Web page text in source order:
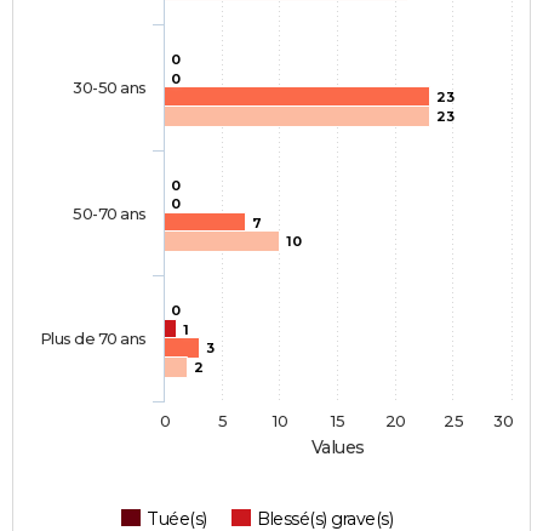
Values
0
0
0
0
0
1
23
7
3
23
10
2
Tuée(s)
Blessé(s) grave(s)
30-50 ans
50-70 ans
Plus de 70 ans
0 5 10 15 20 25 30